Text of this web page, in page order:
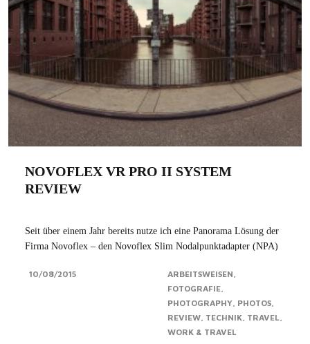
NOVOFLEX VR PRO II SYSTEM
REVIEW
Seit über einem Jahr bereits nutze ich eine Panorama Lösung der
Firma Novoflex – den Novoflex Slim Nodalpunktadapter (NPA)
bin, musste eine Alternative zum eher auf kleinere Kamerasysteme
ausgelegten Novoflex Slim...Click for more
10/08/2015
ARBEITSWEISEN
FOTOGRAFIE
PHOTOGRAPHY PHOTOS
REVIEW TECHNIK TRAVEL
WORK & TRAVEL